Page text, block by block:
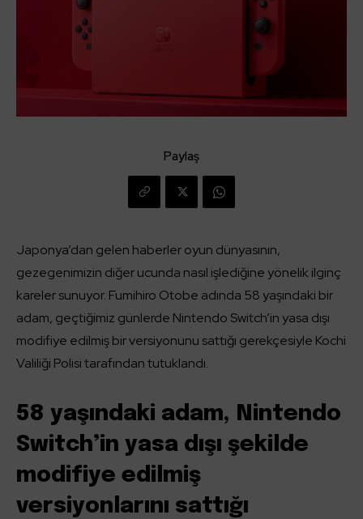
Paylaş
Japonya’dan gelen haberler oyun dünyasının,
gezegenimizin diğer ucunda nasıl işlediğine yönelik ilginç
kareler sunuyor. Fumihiro Otobe adında 58 yaşındaki bir
adam, geçtiğimiz günlerde Nintendo Switch’in yasa dışı
modifiye edilmiş bir versiyonunu sattığı gerekçesiyle Kochi
Valiliği Polisi tarafından tutuklandı.
58 yaşındaki adam, Nintendo
Switch’in yasa dışı şekilde
modifiye edilmiş
versiyonlarını sattığı